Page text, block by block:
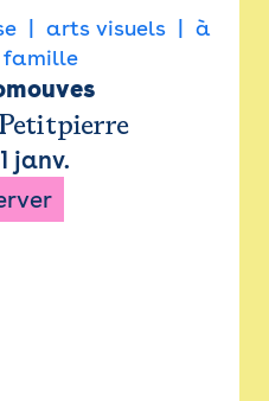
arts visuels
à
famille
janv.